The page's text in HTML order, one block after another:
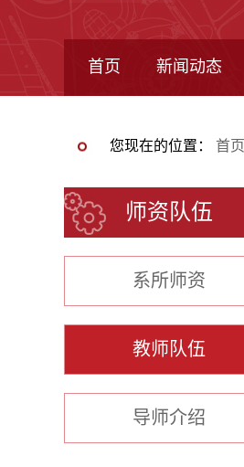
首页 新闻动态
您现在的位置： 首页
师资队伍
系所师资
教师队伍
导师介绍